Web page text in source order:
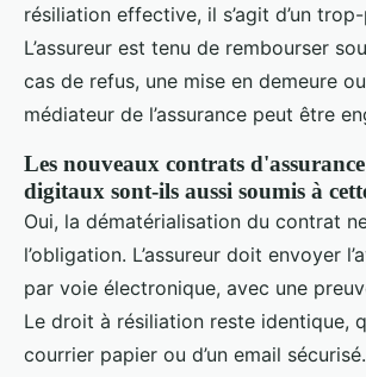
résiliation effective, il s’agit d’un
L’assureur est tenu de rembourser
cas de refus, une mise en demeure
médiateur de l’assurance peut être
Les nouveaux contrats
digitaux sont-ils aussi soumis à
Oui, la dématérialisation du contrat
l’obligation. L’assureur doit envoyer
par voie électronique, avec une
Le droit à résiliation reste identique,
courrier papier ou d’un email sécurisé.